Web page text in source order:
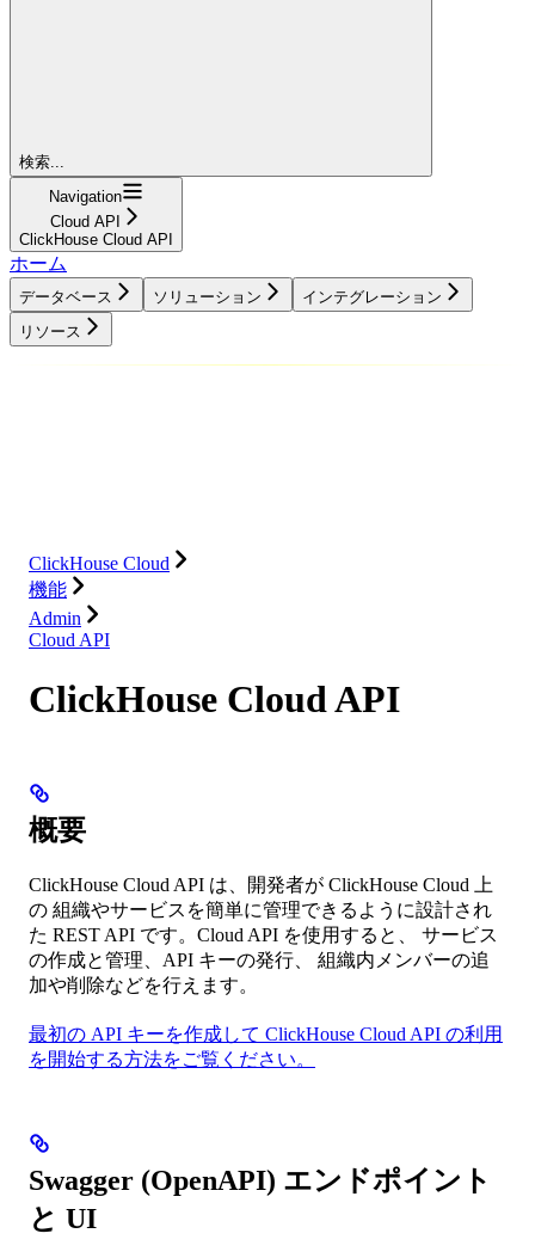
検索...
Navigation
Cloud API
ClickHouse Cloud API
ホーム
データベース ソリューション
インテグレーション
リソース
ClickHouse Cloud
機能
Admin
Cloud API
ClickHouse Cloud API
概要
ClickHouse Cloud API は、開発者が ClickHouse Cloud 上
の 組織やサービスを簡単に管理できるように設計され
た REST API です。Cloud API を使用すると、 サービス
の作成と管理、API キーの発行、 組織内メンバーの追
加や削除などを行えます。
最初の API キーを作成して ClickHouse Cloud API の利用
を開始する方法をご覧ください。
Swagger (OpenAPI) エンドポイント
と UI